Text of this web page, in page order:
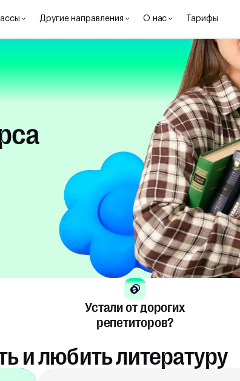
Другие направления О нас Тарифы
Устали от дорогих
репетиторов?
и любить литературу